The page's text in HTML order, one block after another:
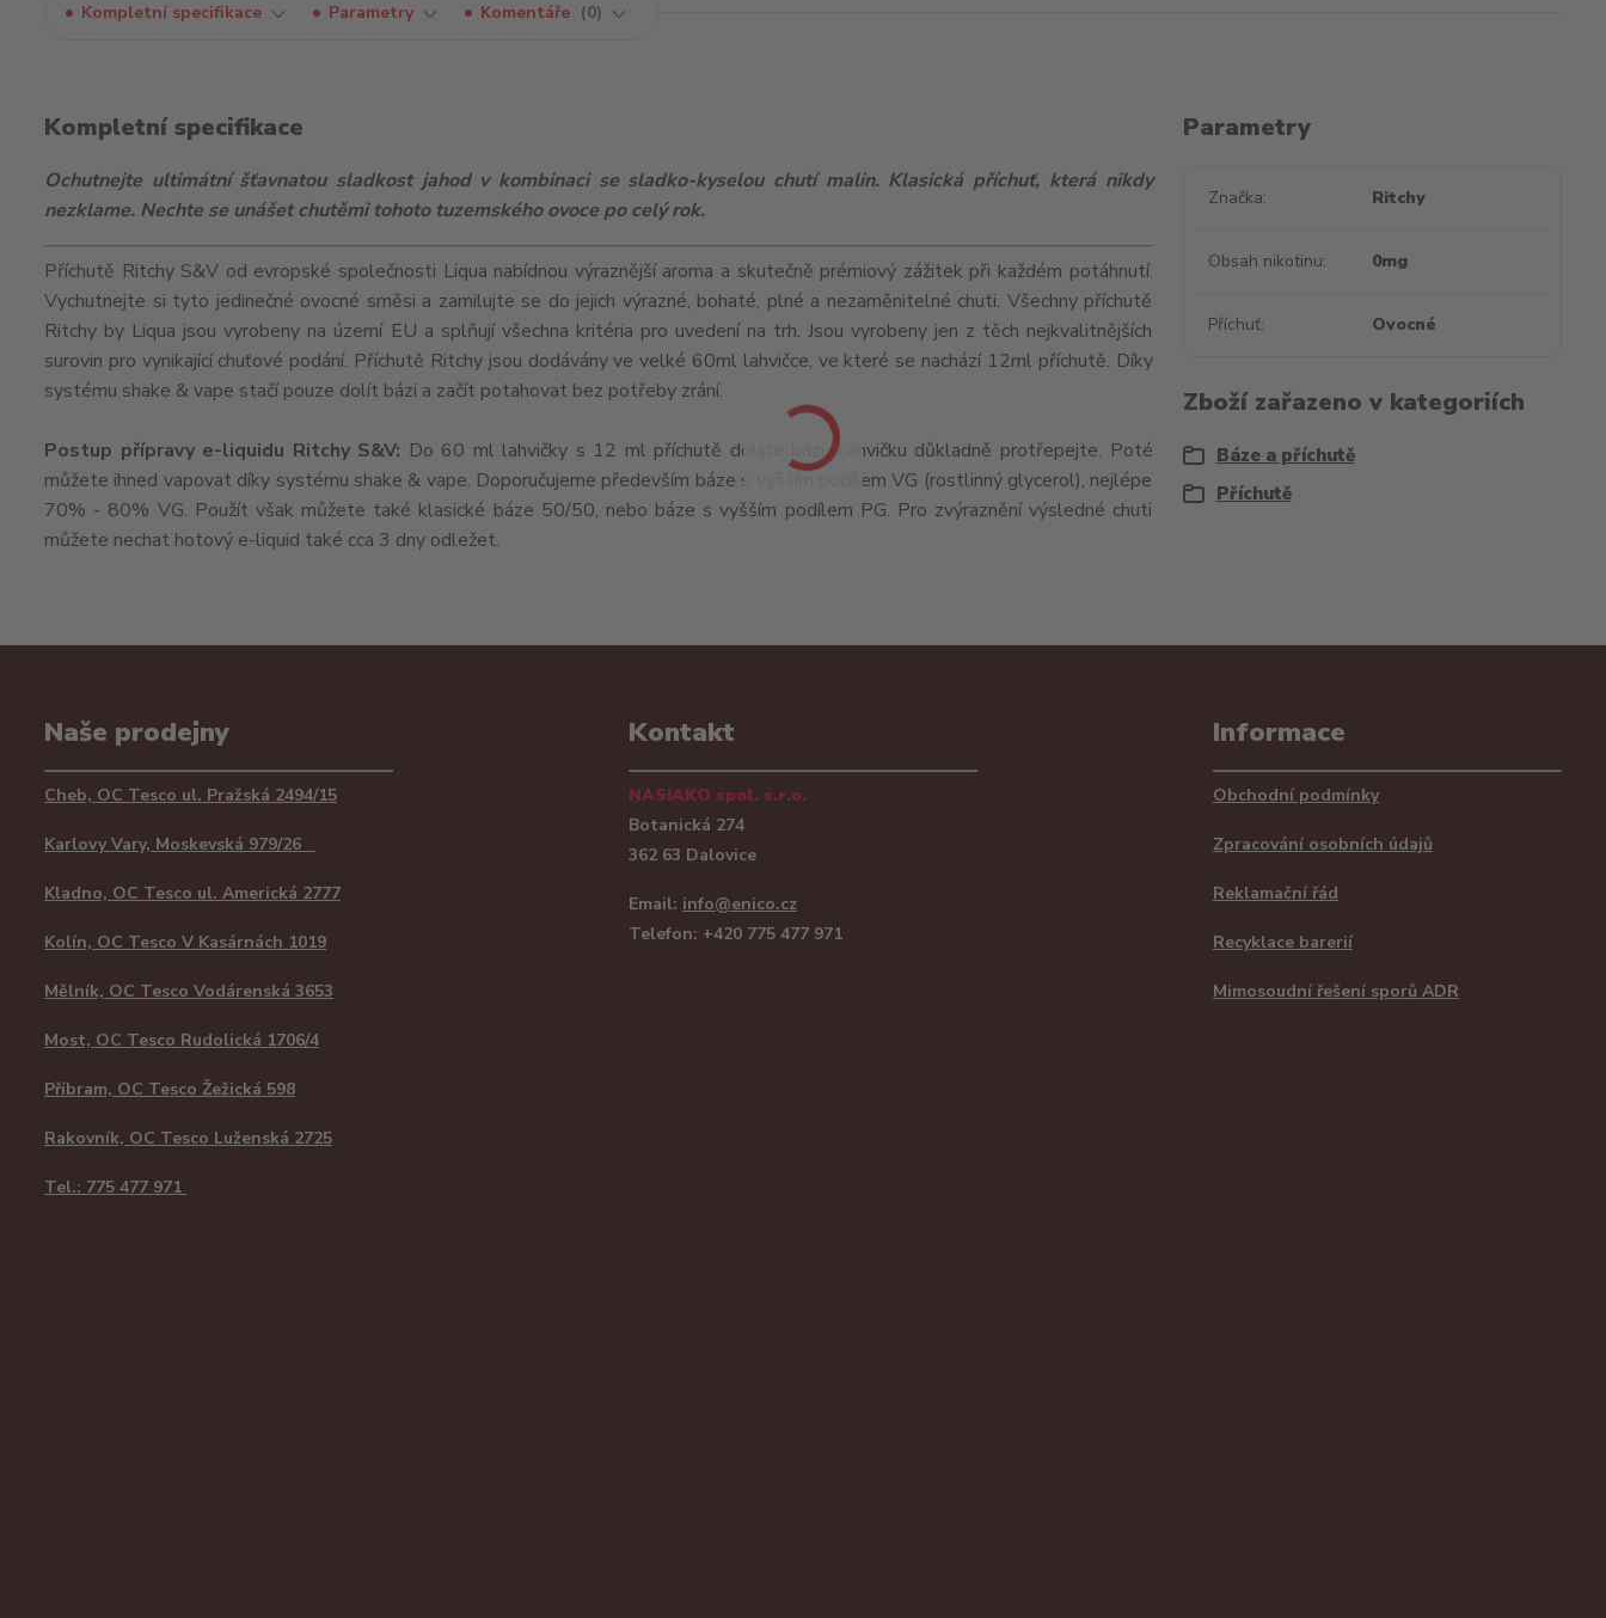
Kompletní specifikace Parametry Komentáře 0
Kompletní specifikace
Ochutnejte ultimátní šťavnatou sladkost jahod v kombinaci se sladko-kyselou chutí malin. Klasická příchuť, která nikdy
nezklame. Nechte se unášet chutěmi tohoto tuzemského ovoce po celý rok.
Příchutě Ritchy S&V od evropské společnosti Liqua nabídnou výraznější aroma a skutečně prémiový zážitek při každém potáhnutí.
Vychutnejte si tyto jedinečné ovocné směsi a zamilujte se do jejich výrazné, bohaté, plné a nezaměnitelné chuti. Všechny příchutě
Ritchy by Liqua jsou vyrobeny na území EU a splňují všechna kritéria pro uvedení na trh. Jsou vyrobeny jen z těch nejkvalitnějších
surovin pro vynikající chuťové podání. Příchutě Ritchy jsou dodávány ve velké 60ml lahvičce, ve které se nachází 12ml příchutě. Díky
systému shake & vape stačí pouze dolít bázi a začít potahovat bez potřeby zrání.
Postup přípravy e-liquidu Ritchy S&V: Do 60 ml lahvičky s 12 ml příchutě dolijte bázi. Lahvičku důkladně protřepejte. Poté
můžete ihned vapovat díky systému shake & vape. Doporučujeme především báze s vyšším podílem VG (rostlinný glycerol), nejlépe
70% - 80% VG. Použít však můžete také klasické báze 50/50, nebo báze s vyšším podílem PG. Pro zvýraznění výsledné chuti
můžete nechat hotový e-liquid také cca 3 dny odležet.
Parametry
Značka Ritchy
Obsah nikotinu 0mg
Příchuť Ovocné
Zboží zařazeno v kategoriích
Báze a příchutě
Příchutě
Naše prodejny
Cheb, OC Tesco ul. Pražská 2494/15
Karlovy Vary, Moskevská 979/26
Kladno, OC Tesco ul. Americká 2777
Kolín, OC Tesco V Kasárnách 1019
Mělník, OC Tesco Vodárenská 3653
Most, OC Tesco Rudolická 1706/4
Příbram, OC Tesco Žežická 598
Rakovník, OC Tesco Luženská 2725
Tel.: 775 477 971
Kontakt
NASIAKO spol. s.r.o.
Botanická 274
362 63 Dalovice
Email: info@enico.cz
Telefon: +420 775 477 971
Informace
Obchodní podmínky
Zpracování osobních údajů
Reklamační řád
Recyklace barerií
Mimosoudní řešení sporů ADR